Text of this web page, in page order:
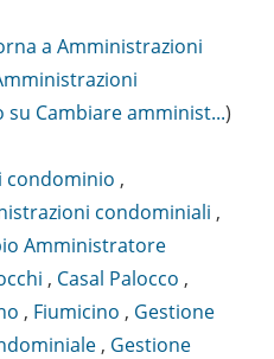
a Amministrazioni
su Cambiare amminist...)
condominio ,
condominiali ,
Amministratore
, Casal Palocco ,
, Fiumicino , Gestione
, Gestione